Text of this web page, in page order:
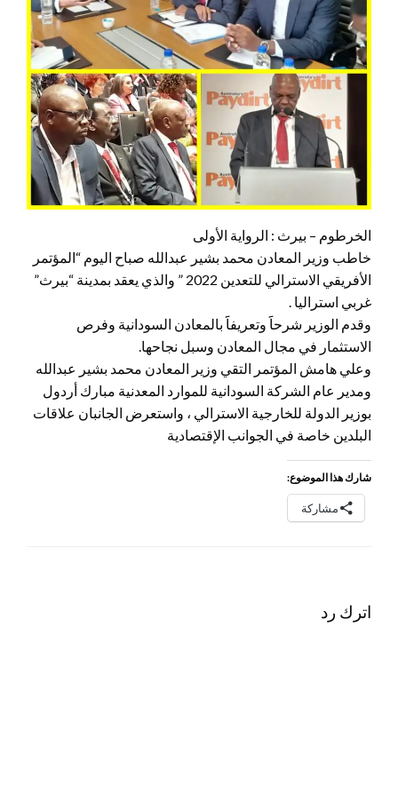
الخرطوم – بيرث : الرواية الأولى
خاطب وزير المعادن محمد بشير عبدالله صباح اليوم “المؤتمر
الأفريقي الاسترالي للتعدين 2022 ” والذي يعقد بمدينة “بيرث”
غربي استراليا .
وقدم الوزير شرحاََ وتعريفاََ بالمعادن السودانية وفرص
الاستثمار في مجال المعادن وسبل نجاحها.
وعلي هامش المؤتمر التقي وزير المعادن محمد بشير عبدالله
ومدير عام الشركة السودانية للموارد المعدنية مبارك أردول
بوزير الدولة للخارجية الاسترالي ، واستعرض الجانبان علاقات
البلدين خاصة في الجوانب الإقتصادية
شارك هذا الموضوع:
مشاركة
اترك رد